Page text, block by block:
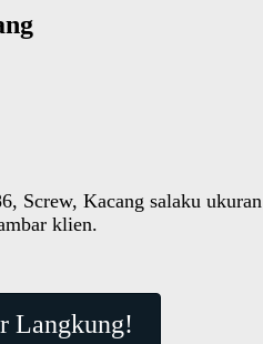
Screw, Kacang salaku ukuran
klien.
Langkung!